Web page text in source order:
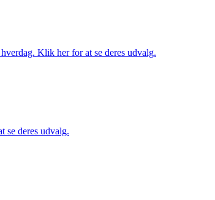
Klik her for at se deres udvalg.
se deres udvalg.